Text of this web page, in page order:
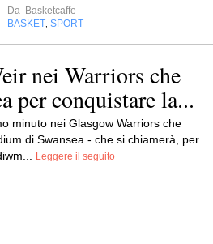
Da Basketcaffe
BASKET SPORT
nei Warriors che
per conquistare la...
minuto nei Glasgow Warriors che
di Swansea - che si chiamerà, per
Leggere il seguito